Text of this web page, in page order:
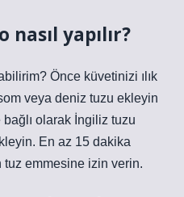
yapılır?
Önce küvetinizi ılık
veya deniz tuzu ekleyin
olarak İngiliz tuzu
En az 15 dakika
tuz emmesine izin verin.